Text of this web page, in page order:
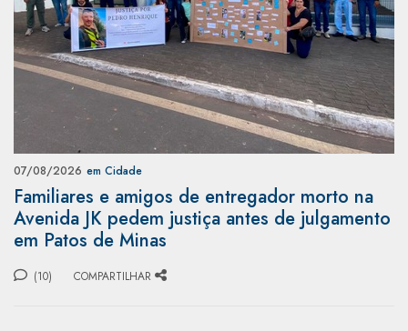
07/08/2026 em Cidade
Familiares e amigos de entregador morto na
Avenida JK pedem justiça antes de julgamento
em Patos de Minas
(10) COMPARTILHAR